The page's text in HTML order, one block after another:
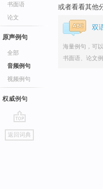
书面语
论文
原声例句
全部
音频例句
视频例句
权威例句
go
top
返回词典
或者看看其他
双
海量例句，可
书面语、论文例